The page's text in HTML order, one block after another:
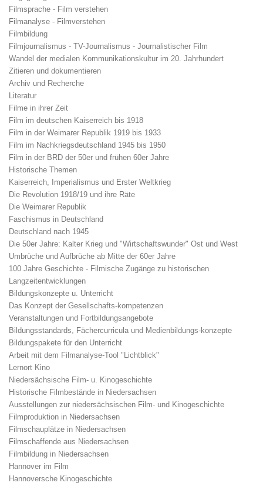
Filmsprache - Film verstehen
Filmanalyse - Filmverstehen
Filmbildung
Filmjournalismus - TV-Journalismus - Journalistischer Film
Wandel der medialen Kommunikationskultur im 20. Jahrhundert
Zitieren und dokumentieren
Archiv und Recherche
Literatur
Filme in ihrer Zeit
Film im deutschen Kaiserreich bis 1918
Film in der Weimarer Republik 1919 bis 1933
Film im Nachkriegsdeutschland 1945 bis 1950
Film in der BRD der 50er und frühen 60er Jahre
Historische Themen
Kaiserreich, Imperialismus und Erster Weltkrieg
Die Revolution 1918/19 und ihre Räte
Die Weimarer Republik
Faschismus in Deutschland
Deutschland nach 1945
Die 50er Jahre: Kalter Krieg und "Wirtschaftswunder" Ost und West
Umbrüche und Aufbrüche ab Mitte der 60er Jahre
100 Jahre Geschichte - Filmische Zugänge zu historischen
Langzeitentwicklungen
Bildungskonzepte u. Unterricht
Das Konzept der Gesellschafts-kompetenzen
Veranstaltungen und Fortbildungsangebote
Bildungsstandards, Fächercurricula und Medienbildungs-konzepte
Bildungspakete für den Unterricht
Arbeit mit dem Filmanalyse-Tool "Lichtblick"
Lernort Kino
Niedersächsische Film- u. Kinogeschichte
Historische Filmbestände in Niedersachsen
Ausstellungen zur niedersächsischen Film- und Kinogeschichte
Filmproduktion in Niedersachsen
Filmschauplätze in Niedersachsen
Filmschaffende aus Niedersachsen
Filmbildung in Niedersachsen
Hannover im Film
Hannoversche Kinogeschichte